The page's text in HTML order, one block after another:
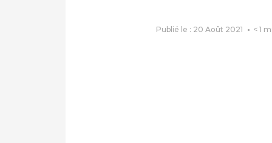
Publié le : 20 Août 2021 < 1